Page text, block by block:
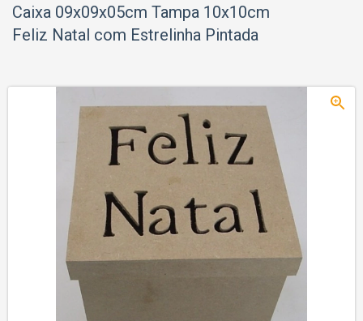
Caixa 09x09x05cm Tampa 10x10cm
Feliz Natal com Estrelinha Pintada